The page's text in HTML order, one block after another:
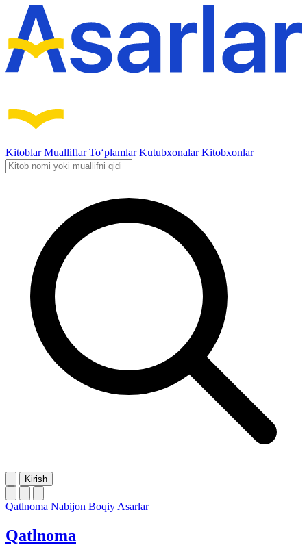
KitoblarMualliflarTo‘plamlarKutubxonalarKitobxonlar
Kirish
Qatlnoma Nabijon BoqiyAsarlar
Qatlnoma